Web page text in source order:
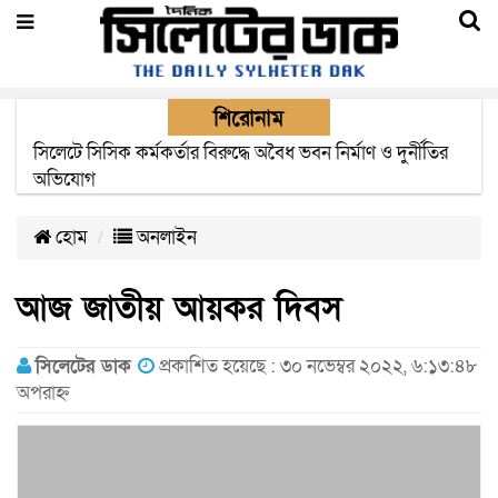
শিরোনাম
২২ ঘণ্টা পর ত্রুটি সেরে জেদ্দার উদ্দেশ্যে ছাড়লো বিমানের ফ্লাইট
হোম অনলাইন
আজ জাতীয় আয়কর দিবস
সিলেটের ডাক
প্রকাশিত হয়েছে : ৩০ নভেম্বর ২০২২, ৬:১৩:৪৮
অপরাহ্ন